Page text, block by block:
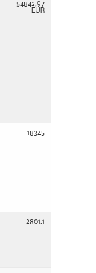
54842,97
EUR
18345
2801,1